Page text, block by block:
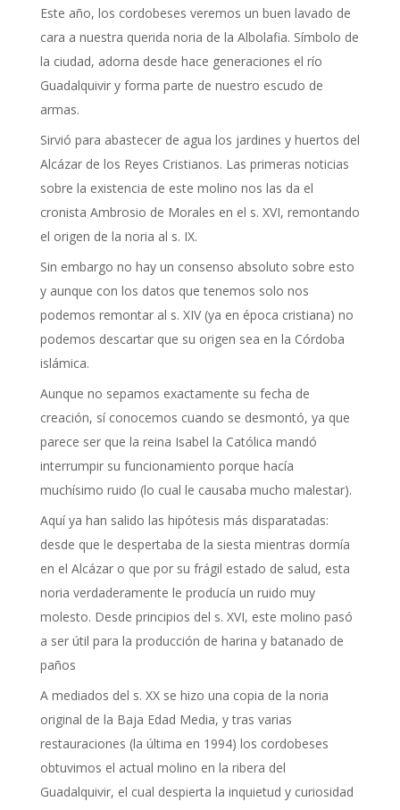
Este año, los cordobeses veremos un buen lavado de
cara a nuestra querida noria de la Albolafia. Símbolo de
la ciudad, adorna desde hace generaciones el río
Guadalquivir y forma parte de nuestro escudo de
armas.
Sirvió para abastecer de agua los jardines y huertos del
Alcázar de los Reyes Cristianos. Las primeras noticias
sobre la existencia de este molino nos las da el
cronista Ambrosio de Morales en el s. XVI, remontando
el origen de la noria al s. IX.
Sin embargo no hay un consenso absoluto sobre esto
y aunque con los datos que tenemos solo nos
podemos remontar al s. XIV (ya en época cristiana) no
podemos descartar que su origen sea en la Córdoba
islámica.
Aunque no sepamos exactamente su fecha de
creación, sí conocemos cuando se desmontó, ya que
parece ser que la reina Isabel la Católica mandó
interrumpir su funcionamiento porque hacía
muchísimo ruido (lo cual le causaba mucho malestar).
Aquí ya han salido las hipótesis más disparatadas:
desde que le despertaba de la siesta mientras dormía
en el Alcázar o que por su frágil estado de salud, esta
noria verdaderamente le producía un ruido muy
molesto. Desde principios del s. XVI, este molino pasó
a ser útil para la producción de harina y batanado de
paños
A mediados del s. XX se hizo una copia de la noria
original de la Baja Edad Media, y tras varias
restauraciones (la última en 1994) los cordobeses
obtuvimos el actual molino en la ribera del
Guadalquivir, el cual despierta la inquietud y curiosidad